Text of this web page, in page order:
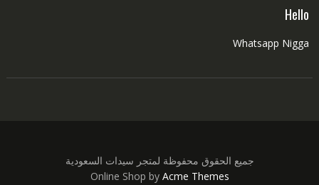
Hello
Whatsapp Nigga
جميع الحقوق محفوظة لمتجر سيدات السعودية
Online Shop by Acme Themes